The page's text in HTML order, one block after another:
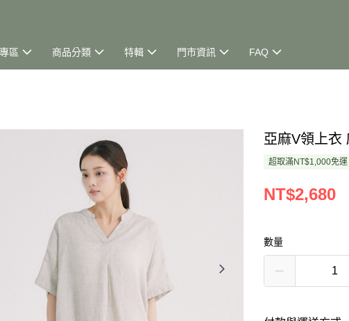
區 商品分類 特輯 門市資訊 FAQ
亞麻V領上衣
超取滿NT$1,000免運
NT$2,680
數量